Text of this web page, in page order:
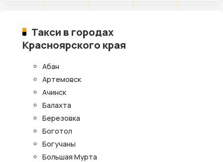
Такси в городах
Красноярского края
Абан
Артемовск
Ачинск
Балахта
Березовка
Боготол
Богучаны
Большая Мурта